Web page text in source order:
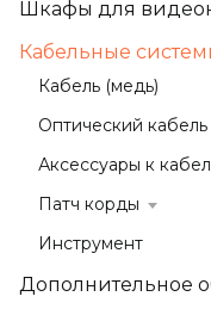
Шкафы для
Кабельные
Кабель (медь)
Оптический кабель
Аксессуары к
Патч корды
Инструмент
Дополнительное